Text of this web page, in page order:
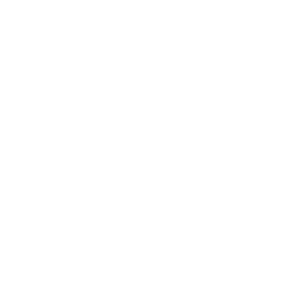
il “Re Gentiluomo”, vestito da
è posto lo Statuto. La base è invece in granito
critiche: una notte d’autunno di inizio ‘900 i
con una corda, tentarono di abbatterlo.
circuito permanente per le corse di velocità per
e Brooklands. È considerato il più veloce
Barrichello nel 2004.
il Re de sass e 100 cose da ricordare